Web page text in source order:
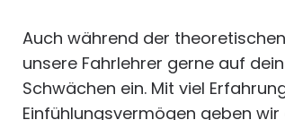
Auch während der
unsere Fahrlehrer gerne auf
Schwächen ein. Mit viel
Einfühlungsvermögen geben